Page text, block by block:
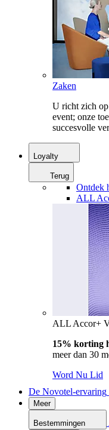
Zaken
U richt zich
event; onze
succesvolle
Loyalty
Terug
Ontdek
ALL
ALL Accor+
15% korting
meer dan 30
Word Nu Lid
De Novotel-ervaring
Meer
Bestemmingen